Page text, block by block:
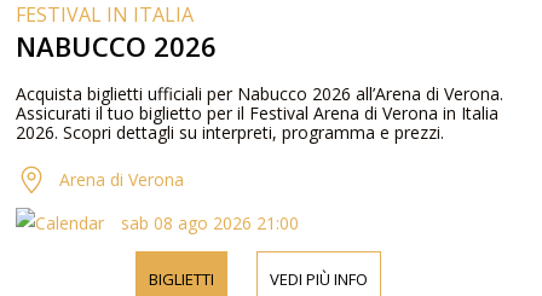
FESTIVAL IN ITALIA
NABUCCO 2026
Acquista biglietti ufficiali per Nabucco 2026 all’Arena di Verona.
Assicurati il tuo biglietto per il Festival Arena di Verona in Italia
2026. Scopri dettagli su interpreti, programma e prezzi.
Arena di Verona
sab 08 ago 2026 21:00
BIGLIETTI VEDI PIÙ INFO